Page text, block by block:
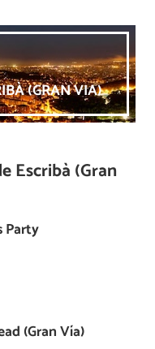
(GRAN VIA)
Escribà (Gran
Party
(Gran Vía)